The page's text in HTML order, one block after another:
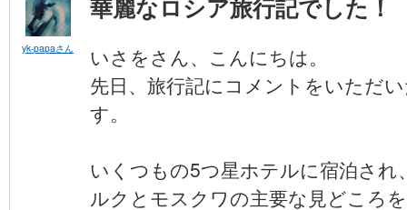
yk-papaさん
華麗なロシア旅行記でした！
いさをさん、こんにちは。
先日、旅行記にコメントをいただ
す。
いくつもの5つ星ホテルに宿泊さ
ルクとモスクワの主要な見どころ